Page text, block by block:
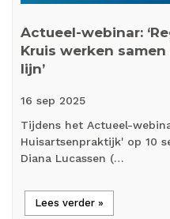
Actueel-webinar:
Kruis werken
lijn’
16 sep 2025
Tijdens het Actueel-
Huisartsenpraktijk' op 10
Diana Lucassen (…
Lees verder »